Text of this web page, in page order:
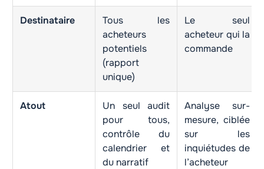
Destinataire
Tous les
acheteurs
potentiels
(rapport
unique)
Le seul
acheteur qui la
commande
Atout
Un seul audit
pour tous,
contrôle du
calendrier et
du narratif
Analyse sur-
mesure, ciblée
sur les
inquiétudes de
l’acheteur